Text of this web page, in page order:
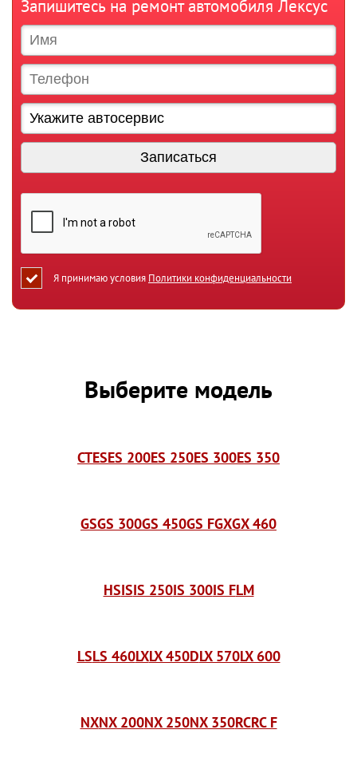
Запишитесь на ремонт автомобиля Лексус
Я принимаю условия Политики конфиденциальности
Выберите модель
CTESES 200ES 250ES 300ES 350
GSGS 300GS 450GS FGXGX 460
HSISIS 250IS 300IS FLM
LSLS 460LXLX 450DLX 570LX 600
NXNX 200NX 250NX 350RCRC F